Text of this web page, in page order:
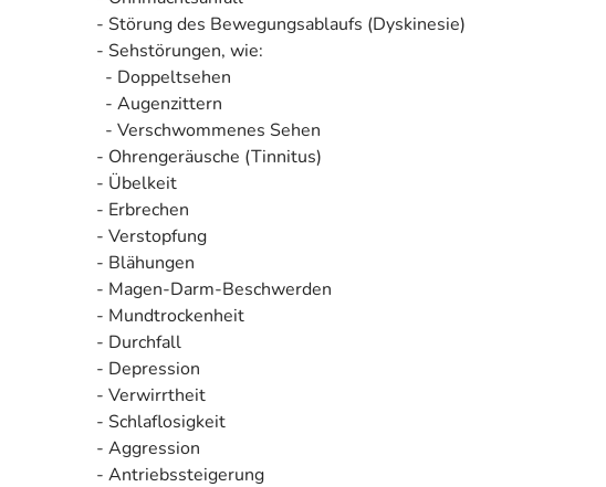
- Störung des Bewegungsablaufs (Dyskinesie)
- Sehstörungen, wie:
- Doppeltsehen
- Augenzittern
- Verschwommenes Sehen
- Ohrengeräusche (Tinnitus)
- Übelkeit
- Erbrechen
- Verstopfung
- Blähungen
- Magen-Darm-Beschwerden
- Mundtrockenheit
- Durchfall
- Depression
- Verwirrtheit
- Schlaflosigkeit
- Aggression
- Antriebssteigerung